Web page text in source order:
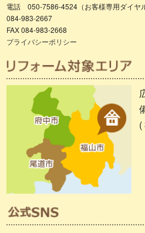
電話 050-7586-4524（お客様専用ダイヤ
084-983-2667
FAX 084-983-2668
プライバシーポリシー
(